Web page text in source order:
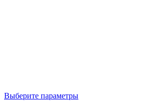
Выберите параметры